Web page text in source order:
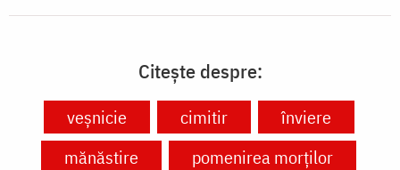
Citește despre:
veșnicie cimitir
înviere
mănăstire
pomenirea morților